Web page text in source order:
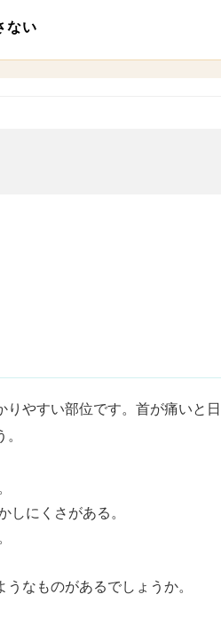
ない
やすい部位です。首が痛いと
しにくさがある。
なものがあるでしょうか。